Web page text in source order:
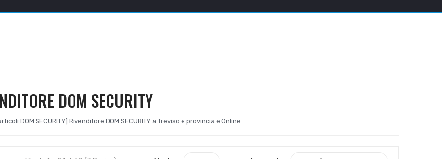
DOM SECURITY
DOM SECURITY] Rivenditore DOM SECURITY a Treviso e provincia e Online